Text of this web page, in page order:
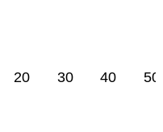
20 30 40 50